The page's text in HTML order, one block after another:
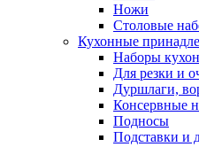
Ножи
Столовые
Кухонные
Наборы
Для резки и
Дуршлаги,
Консервные
Подносы
Подставки и